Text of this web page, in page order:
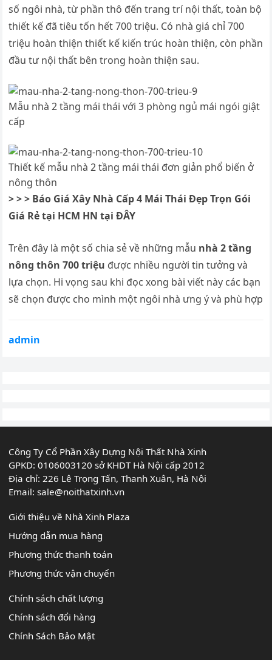
số ngôi nhà, từ phần thô đến trang trí nội thất, toàn bộ
thiết kế đã tiêu tốn hết 700 triệu. Có nhà giá chỉ 700
triệu hoàn thiện thiết kế kiến ​​trúc hoàn thiện, còn phần
đầu tư nội thất bên trong hoàn thiện sau.
Mẫu nhà 2 tầng mái thái với 3 phòng ngủ mái ngói giật
cấp
Thiết kế mẫu nhà 2 tầng mái thái đơn giản phổ biến ở
nông thôn
> > > Báo Giá Xây Nhà Cấp 4 Mái Thái Đẹp Trọn Gói
Giá Rẻ tại HCM HN tại ĐÂY
Trên đây là một số chia sẻ về những mẫu nhà 2 tầng
nông thôn 700 triệu được nhiều người tin tưởng và
lựa chọn. Hi vọng sau khi đọc xong bài viết này các bạn
sẽ chọn được cho mình một ngôi nhà ưng ý và phù hợp
admin
Công Ty Cổ Phần Xây Dựng Nội Thất Nhà Xinh
GPKD: 0106003120 sở KHDT Hà Nội cấp 2012
Địa chỉ: 226 Lê Trọng Tấn, Thanh Xuân, Hà Nội
Email:sale@noithatxinh.vn
Giới thiệu về Nhà Xinh Plaza
Hướng dẫn mua hàng
Phương thức thanh toán
Phương thức vận chuyển
Chính sách chất lượng
Chính sách đổi hàng
Chính Sách Bảo Mật